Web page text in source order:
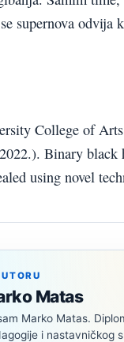
supernova odvija
College of Arts
Binary black
using novel
Matas
Marko Matas.
i nastavničkog